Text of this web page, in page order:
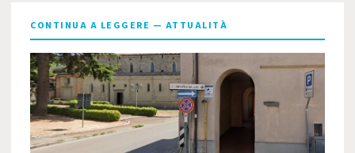
CONTINUA A LEGGERE — ATTUALITÀ